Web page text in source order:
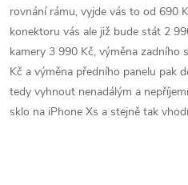
rovnání rámu, vyjde vás to od 690
konektoru vás ale již bude stát 2
kamery 3 990 Kč, výměna
Kč a výměna předního panelu pak
tedy vyhnout nenadálým a
sklo na iPhone Xs a stejně tak